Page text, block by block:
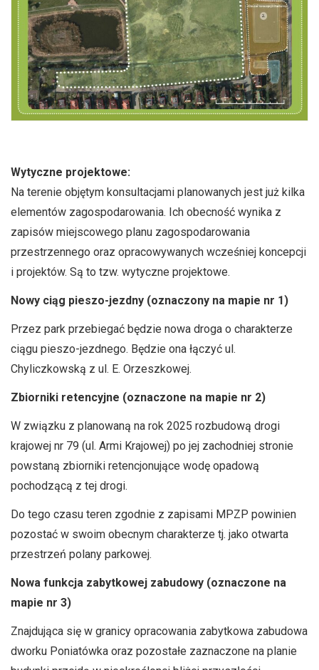
Wytyczne projektowe:
Na terenie objętym konsultacjami planowanych jest już kilka
elementów zagospodarowania. Ich obecność wynika z
zapisów miejscowego planu zagospodarowania
przestrzennego oraz opracowywanych wcześniej koncepcji
i projektów. Są to tzw. wytyczne projektowe.
Nowy ciąg pieszo-jezdny (oznaczony na mapie nr 1)
Przez park przebiegać będzie nowa droga o charakterze
ciągu pieszo-jezdnego. Będzie ona łączyć ul.
Chyliczkowską z ul. E. Orzeszkowej.
Zbiorniki retencyjne (oznaczone na mapie nr 2)
W związku z planowaną na rok 2025 rozbudową drogi
krajowej nr 79 (ul. Armi Krajowej) po jej zachodniej stronie
powstaną zbiorniki retencjonujące wodę opadową
pochodzącą z tej drogi.
Do tego czasu teren zgodnie z zapisami MPZP powinien
pozostać w swoim obecnym charakterze tj. jako otwarta
przestrzeń polany parkowej.
Nowa funkcja zabytkowej zabudowy (oznaczone na
mapie nr 3)
Znajdująca się w granicy opracowania zabytkowa zabudowa
dworku Poniatówka oraz pozostałe zaznaczone na planie